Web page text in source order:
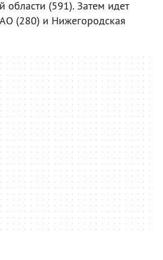
области (591). Затем идет
(280) и Нижегородская